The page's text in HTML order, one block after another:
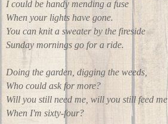
I could be handy mending a fuse
When your lights have gone.
You can knit a sweater by the fireside
Sunday mornings go for a ride.
Doing the garden, digging the weeds,
Who could ask for more?
Will you still need me, will you still feed me,
When I'm sixty-four?